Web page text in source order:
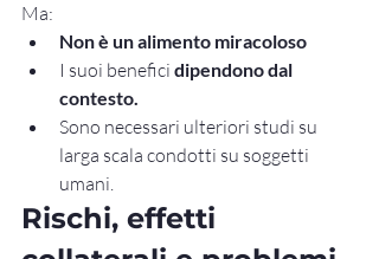
Ma:
Non è un alimento miracoloso
I suoi benefici dipendono dal
contesto.
Sono necessari ulteriori studi su
larga scala condotti su soggetti
umani.
Rischi, effetti